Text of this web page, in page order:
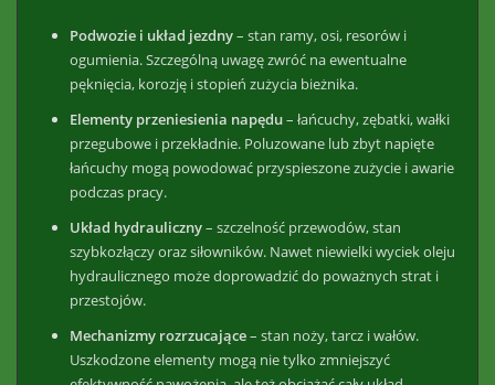
Podwozie i układ jezdny– stan ramy, osi, resorów i
ogumienia. Szczególną uwagę zwróć na ewentualne
pęknięcia, korozję i stopień zużycia bieżnika.
Elementy przeniesienia napędu– łańcuchy, zębatki, wałki
przegubowe i przekładnie. Poluzowane lub zbyt napięte
łańcuchy mogą powodować przyspieszone zużycie i awarie
podczas pracy.
Układ hydrauliczny– szczelność przewodów, stan
szybkozłączy oraz siłowników. Nawet niewielki wyciek oleju
hydraulicznego może doprowadzić do poważnych strat i
przestojów.
Mechanizmy rozrzucające– stan noży, tarcz i wałów.
Uszkodzone elementy mogą nie tylko zmniejszyć